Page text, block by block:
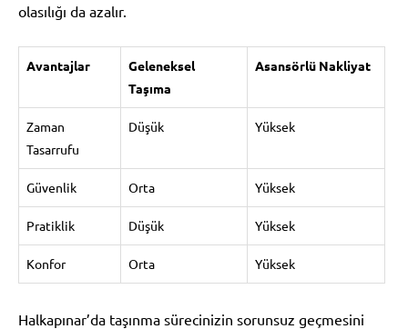
olasılığı da azalır.
Avantajlar
Geleneksel
Taşıma
Asansörlü Nakliyat
Zaman
Tasarrufu
Düşük Yüksek
Güvenlik Orta Yüksek
Pratiklik Düşük Yüksek
Konfor Orta Yüksek
Halkapınar’da taşınma sürecinizin sorunsuz geçmesini